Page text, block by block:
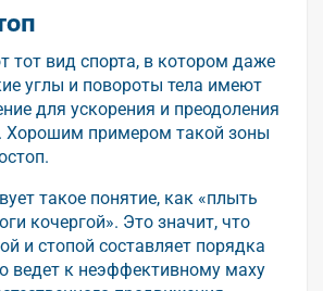
тот вид спорта, в котором даже
углы и повороты тела имеют
для ускорения и преодоления
Хорошим примером такой зоны
такое понятие, как «плыть
кочергой». Это значит, что
и стопой составляет порядка
ведет к неэффективному маху